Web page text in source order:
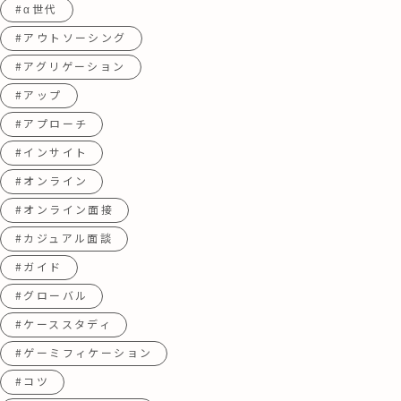
#α世代
#アウトソーシング
#アグリゲーション
#アップ
#アプローチ
#インサイト
#オンライン
#オンライン面接
#カジュアル面談
#ガイド
#グローバル
#ケーススタディ
#ゲーミフィケーション
#コツ